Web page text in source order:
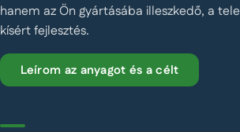
hanem az Ön gyártásába illeszkedő, a
kísért fejlesztés.
Leírom az anyagot és a célt